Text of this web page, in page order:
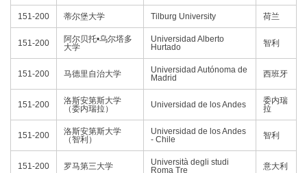
151-200 蒂尔堡大学 Tilburg University 荷兰
151-200
阿尔贝托•乌尔塔多
大学
Universidad Alberto
Hurtado
智利
151-200 马德里自治大学
Universidad Autónoma de
Madrid
西班牙
151-200
洛斯安第斯大学
（委内瑞拉）
Universidad de los Andes
委内瑞
拉
151-200
洛斯安第斯大学
（智利）
Universidad de los Andes
- Chile
智利
151-200 罗马第三大学
Università degli studi
Roma Tre
意大利